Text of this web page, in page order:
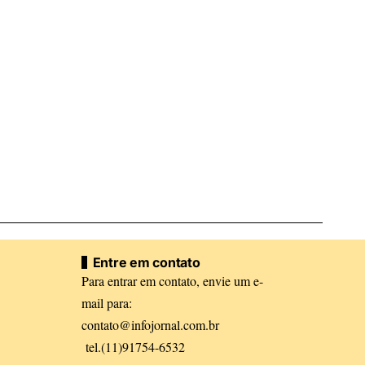
Entre em contato
Para entrar em contato, envie um e-
mail para:
contato@infojornal.com.br
tel.(11)91754-6532